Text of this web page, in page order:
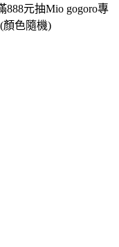
888元抽Mio gogoro專
顏色隨機)